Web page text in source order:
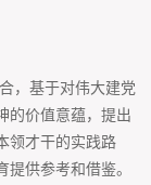
，基于对伟大建党
的价值意蕴，提出
领才干的实践路
供参考和借鉴。